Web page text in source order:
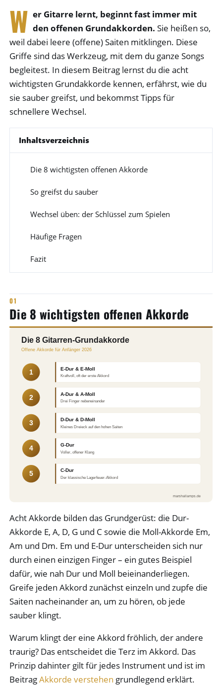
W er Gitarre lernt, beginnt fast immer mit
den offenen Grundakkorden. Sie heißen so,
weil dabei leere (offene) Saiten mitklingen. Diese
Griffe sind das Werkzeug, mit dem du ganze Songs
begleitest. In diesem Beitrag lernst du die acht
wichtigsten Grundakkorde kennen, erfährst, wie du
sie sauber greifst, und bekommst Tipps für
schnellere Wechsel.
Inhaltsverzeichnis
Die 8 wichtigsten offenen Akkorde
So greifst du sauber
Wechsel üben: der Schlüssel zum Spielen
Häufige Fragen
Fazit
Die 8 wichtigsten offenen Akkorde
Die 8 Gitarren-Grundakkorde
Offene Akkorde für Anfänger 2026
1 E-Dur & E-Moll
Kraftvoll, oft der erste Akkord
2 A-Dur & A-Moll
Drei Finger nebeneinander
3 D-Dur & D-Moll
Kleines Dreieck auf den hohen Saiten
4 G-Dur
Voller, offener Klang
5 C-Dur
Der klassische Lagerfeuer-Akkord
marshallamps.de
Acht Akkorde bilden das Grundgerüst: die Dur-
Akkorde E, A, D, G und C sowie die Moll-Akkorde Em,
Am und Dm. Em und E-Dur unterscheiden sich nur
durch einen einzigen Finger – ein gutes Beispiel
dafür, wie nah Dur und Moll beieinanderliegen.
Greife jeden Akkord zunächst einzeln und zupfe die
Saiten nacheinander an, um zu hören, ob jede
sauber klingt.
Warum klingt der eine Akkord fröhlich, der andere
traurig? Das entscheidet die Terz im Akkord. Das
Prinzip dahinter gilt für jedes Instrument und ist im
BeitragAkkorde verstehen grundlegend erklärt.